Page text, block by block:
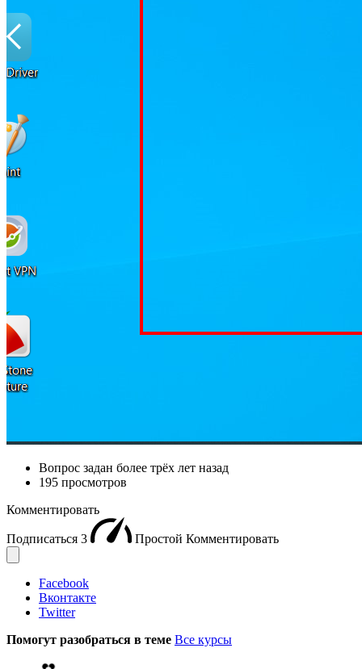
Вопрос задан более трёх лет назад
195 просмотров
Комментировать
Подписаться 3 Простой Комментировать
Facebook
Вконтакте
Twitter
Помогут разобраться в теме Все курсы